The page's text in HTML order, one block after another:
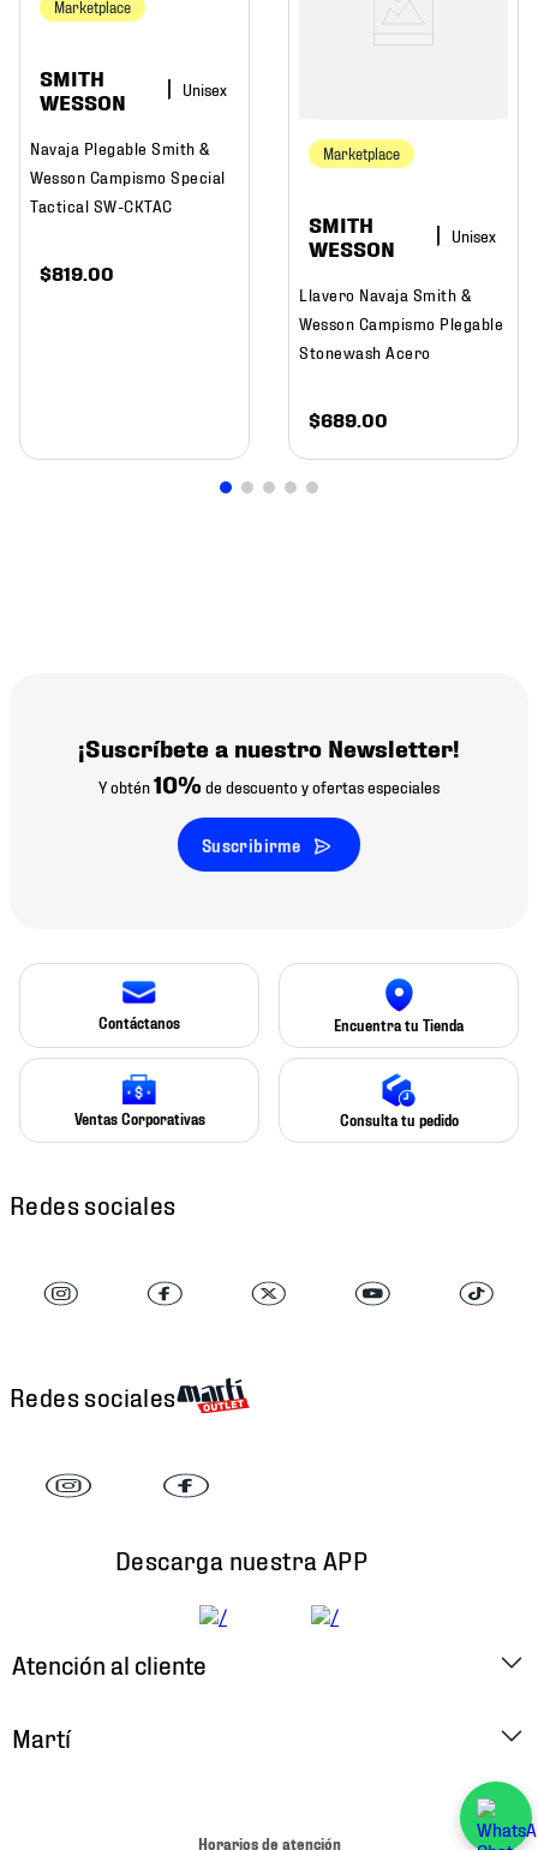
Marketplace
SMITH
WESSON
Navaja Plegable Smith &
Wesson Campismo Special
Tactical SW-CKTAC
$819.00
Marketplace
SMITH
WESSON
Llavero Navaja Smith &
Wesson Campismo Plegable
Stonewash Acero
$689.00
¡Suscríbete a nuestro Newsletter!
Y obtén10% de descuento y ofertas especiales
Suscribirme
Contáctanos Encuentra tu Tienda
Ventas Corporativas Consulta tu pedido
Redes sociales
Redes sociales
Descarga nuestra APP
Atención al cliente
Martí
Horarios de atención